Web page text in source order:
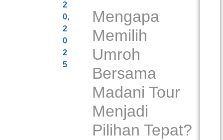
2
0,
2
0
2
5
Mengapa
Memilih
Umroh
Bersama
Madani Tour
Menjadi
Pilihan Tepat?